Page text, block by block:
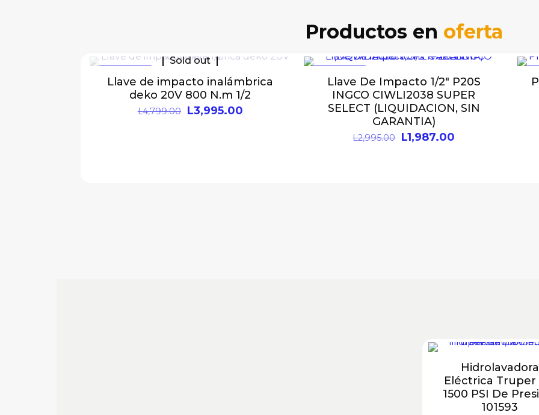
Productos en oferta
Sold out
Llave de impacto inalámbrica
deko 20V 800 N.m 1/2
L4,799.00 L3,995.00
Llave De Impacto 1/2″ P20S
INGCO CIWLI2038 SUPER
SELECT (LIQUIDACION, SIN
GARANTIA)
L2,995.00 L1,987.00
Hidrolavadora
Eléctrica Truper
1500 PSI De
101593